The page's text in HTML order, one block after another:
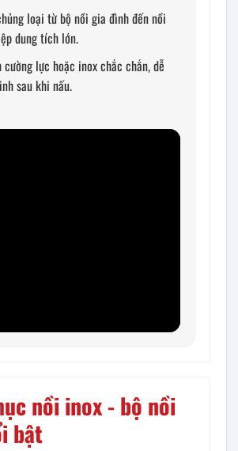
loại từ bộ nồi gia đình đến nồi
dung tích lớn.
cường lực hoặc inox chắc chắn, dễ
sau khi nấu.
nồi inox - bộ nồi
bật